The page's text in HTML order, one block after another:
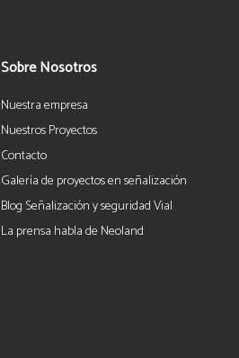
Sobre Nosotros
Nuestra empresa
Nuestros Proyectos
Contacto
Galería de proyectos en señalización
Blog Señalización y seguridad Vial
La prensa habla de Neoland